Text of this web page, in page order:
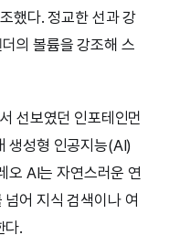
했다. 정교한 선과 강
의 볼륨을 강조해 스
선보였던 인포테인먼
생성형 인공지능(AI)
오 AI는 자연스러운 연
어 지식 검색이나 여
다.